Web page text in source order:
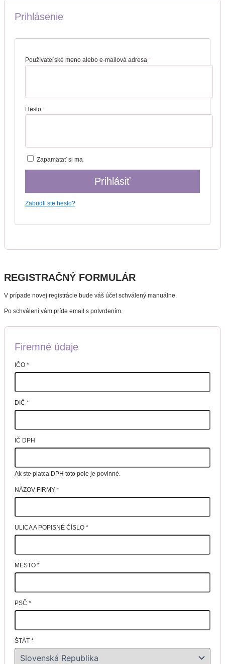
Prihlásenie
Používateľské meno alebo e-mailová adresa *
Heslo *
Zapamätať si ma
Prihlásiť
Zabudli ste heslo?
REGISTRAČNÝ FORMULÁR
V prípade novej registrácie bude váš účet schválený manuálne.
Po schválení vám príde email s potvrdením.
Firemné údaje
IČO *
DIČ *
IČ DPH
Ak ste platca DPH toto pole je povinné.
NÁZOV FIRMY *
ULICA A POPISNÉ ČÍSLO *
MESTO *
PSČ *
ŠTÁT *